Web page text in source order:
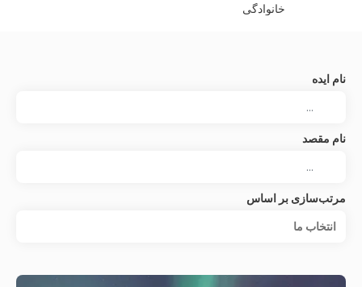
خانوادگی
نام ایده
نام مقصد
مرتب‌سازی بر اساس
انتخاب‌ ما